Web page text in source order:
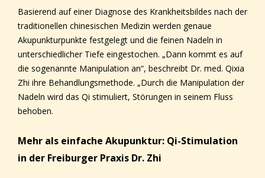
Basierend auf einer Diagnose des Krankheitsbildes nach der
traditionellen chinesischen Medizin werden genaue
Akupunkturpunkte festgelegt und die feinen Nadeln in
unterschiedlicher Tiefe eingestochen. „Dann kommt es auf
die sogenannte Manipulation an“, beschreibt Dr. med. Qixia
Zhi ihre Behandlungsmethode. „Durch die Manipulation der
Nadeln wird das Qi stimuliert, Störungen in seinem Fluss
behoben.
Mehr als einfache Akupunktur: Qi-Stimulation
in der Freiburger Praxis Dr. Zhi